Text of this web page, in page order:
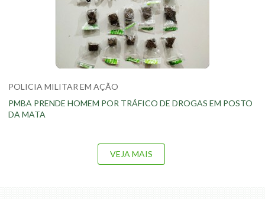
POLICIA MILITAR EM AÇÃO
PMBA PRENDE HOMEM POR TRÁFICO DE DROGAS EM POSTO
DA MATA
VEJA MAIS